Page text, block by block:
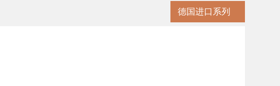
德国进口系列